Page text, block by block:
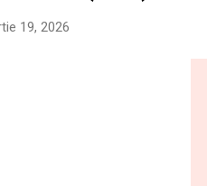
19, 2026